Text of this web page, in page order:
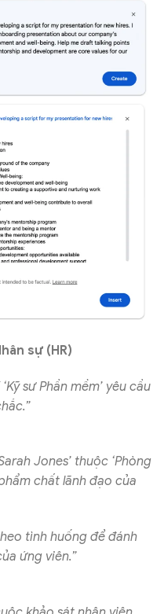
sự (HR)
sư Phần mềm’ yêu cầu
Jones’ thuộc ‘Phòng
chất lãnh đạo của
tình huống để đánh
ứng viên.”